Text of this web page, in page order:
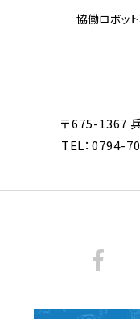
協働ロボッ
〒675-1367
TEL：0794-